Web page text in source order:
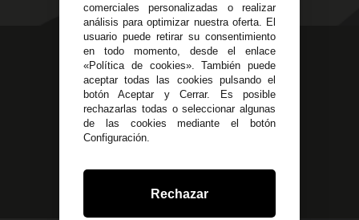
623 23 31 98
Atendemos Whatsapp
955 44 45 43/955 44 45 44
info@steielectronica.com
Avenida Plaza de Toros,
Local 3 Écija (Sevilla)
comerciales personalizadas o realizar
análisis para optimizar nuestra oferta. El
usuario puede retirar su consentimiento
en todo momento, desde el enlace
«Política de cookies». También puede
aceptar todas las cookies pulsando el
botón Aceptar y Cerrar. Es posible
rechazarlas todas o seleccionar algunas
de las cookies mediante el botón
Configuración.
Rechazar